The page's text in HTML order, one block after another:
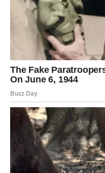
magija.
RIBE –